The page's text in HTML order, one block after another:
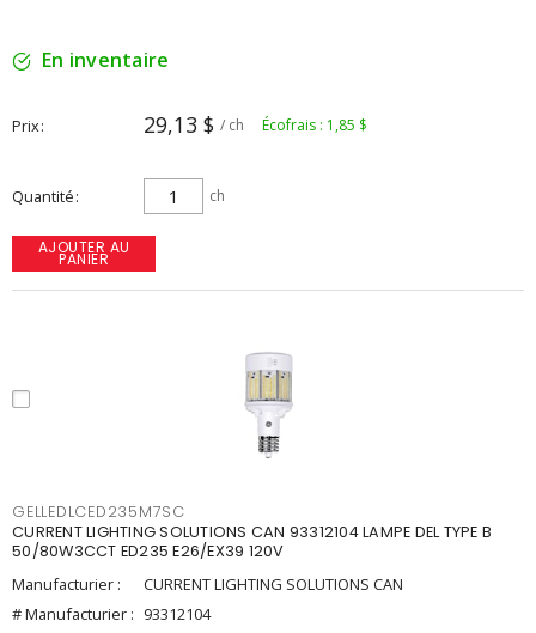
En inventaire
Prix 29,13 $ / ch Écofrais : 1,85 $
Quantité ch
AJOUTER AU
PANIER
GELLEDLCED235M7SC
CURRENT LIGHTING SOLUTIONS CAN 93312104 LAMPE DEL TYPE B
50/80W3CCT ED235 E26/EX39 120V
Manufacturier :
CURRENT LIGHTING SOLUTIONS CAN
# Manufacturier : 93312104